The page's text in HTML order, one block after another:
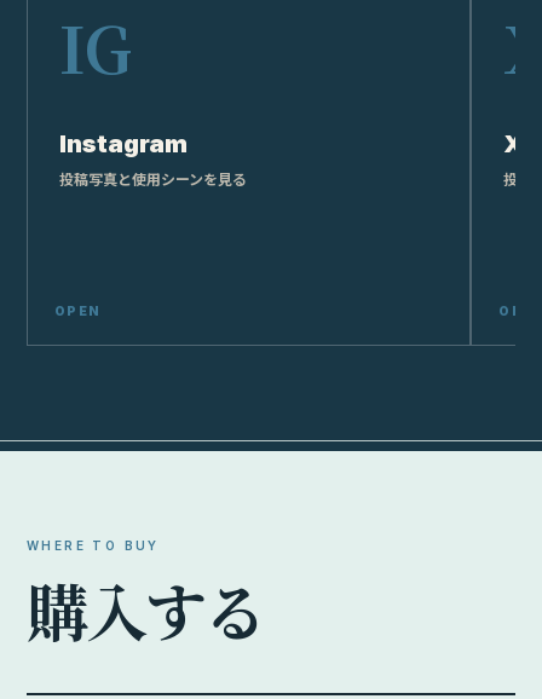
Instagram
投稿写真と使用シーンを見る
X
投稿
WHERE TO BUY
購入する